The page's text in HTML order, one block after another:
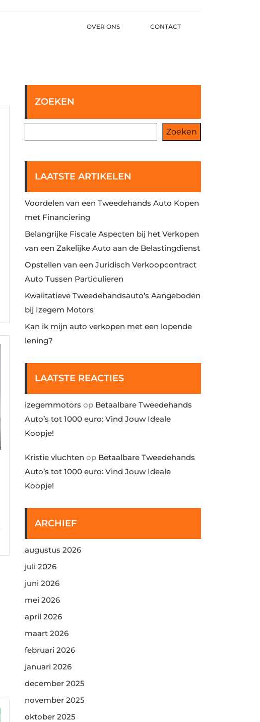
OVER ONS CONTACT
ZOEKEN
Zoeken
LAATSTE ARTIKELEN
Voordelen van een Tweedehands Auto Kopen
met Financiering
Belangrijke Fiscale Aspecten bij het Verkopen
van een Zakelijke Auto aan de Belastingdienst
Opstellen van een Juridisch Verkoopcontract
Auto Tussen Particulieren
Kwalitatieve Tweedehandsauto’s Aangeboden
bij Izegem Motors
Kan ik mijn auto verkopen met een lopende
lening?
LAATSTE REACTIES
izegemmotors op Betaalbare Tweedehands
Auto’s tot 1000 euro: Vind Jouw Ideale
Koopje!
Kristie vluchten op Betaalbare Tweedehands
Auto’s tot 1000 euro: Vind Jouw Ideale
Koopje!
ARCHIEF
augustus 2026
juli 2026
juni 2026
mei 2026
april 2026
maart 2026
februari 2026
januari 2026
december 2025
november 2025
oktober 2025